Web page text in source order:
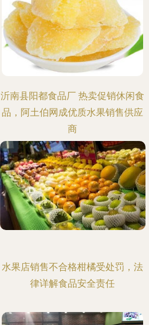
沂南县阳都食品厂 热卖促销休闲食
品，阿土伯网成优质水果销售供应
商
水果店销售不合格柑橘受处罚，法
律详解食品安全责任